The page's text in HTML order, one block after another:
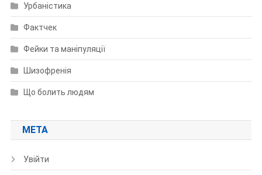
Урбаністика
Фактчек
Фейки та маніпуляції
Шизофренія
Що болить людям
МЕТА
Увійти